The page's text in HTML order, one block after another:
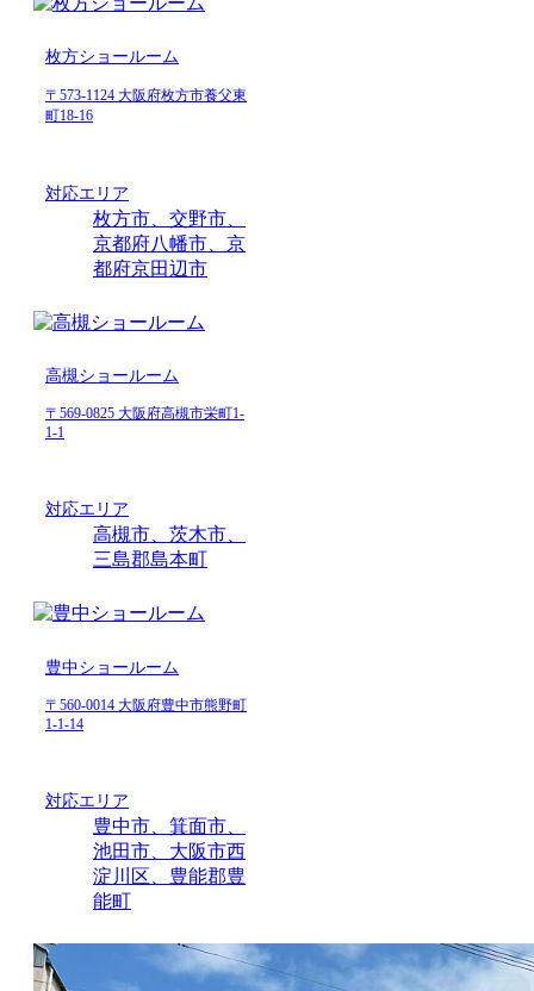
枚方ショールーム
〒573-1124 大阪府枚方市養父東
町18-16
対応エリア
枚方市、交野市、
京都府八幡市、京
都府京田辺市
高槻ショールーム
〒569-0825 大阪府高槻市栄町1-
1-1
対応エリア
高槻市、茨木市、
三島郡島本町
豊中ショールーム
〒560-0014 大阪府豊中市熊野町
1-1-14
対応エリア
豊中市、箕面市、
池田市、大阪市西
淀川区、豊能郡豊
能町